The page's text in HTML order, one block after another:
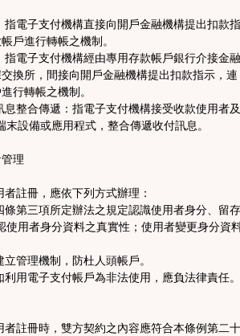
指電子支付機構直接向開戶金融機構提出扣款
進行轉帳之機制。
指電子支付機構經由專用存款帳戶銀行介接金
所，間接向開戶金融機構提出扣款指示，連
轉帳之機制。
息整合傳遞：指電子支付機構接受收款使用者
設備或應用程式，整合傳遞收付訊息。
理
註冊，應依下列方式辦理：
條第三項所定辦法之規定認識使用者身分、留
用者身分資料之真實性；使用者變更身分資
管理機制，防杜人頭帳戶。
利用電子支付帳戶為非法使用，應負法律責任。
者註冊時，雙方契約之內容應符合本條例第二